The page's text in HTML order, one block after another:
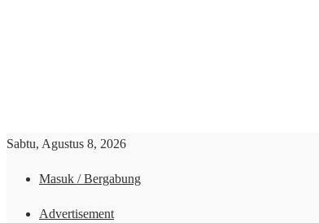
Sabtu, Agustus 8, 2026
Masuk / Bergabung
Advertisement